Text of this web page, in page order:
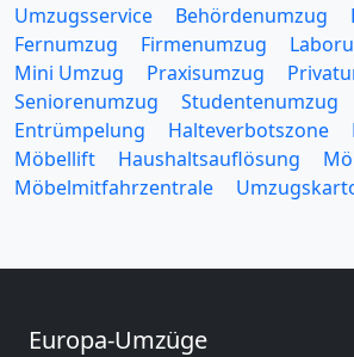
Umzugsservice Behördenumzug
Fernumzug
Firmenumzug
Mini Umzug
Praxisumzug
Seniorenumzug
Studentenumzug
Entrümpelung
Halteverbotszone
Möbellift
Haushaltsauflösung
Möbelmitfahrzentrale
Europa-Umzüge